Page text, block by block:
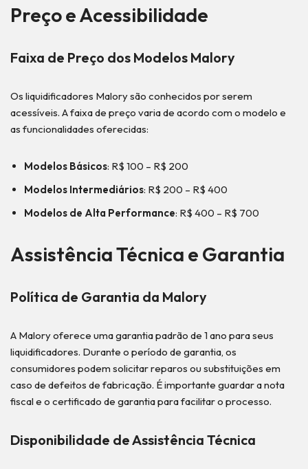
Preço e Acessibilidade
Faixa de Preço dos Modelos Malory
Os liquidificadores Malory são conhecidos por serem
acessíveis. A faixa de preço varia de acordo com o modelo e
as funcionalidades oferecidas:
Modelos Básicos: R$ 100 – R$ 200
Modelos Intermediários: R$ 200 – R$ 400
Modelos de Alta Performance: R$ 400 – R$ 700
Assistência Técnica e Garantia
Política de Garantia da Malory
A Malory oferece uma garantia padrão de 1 ano para seus
liquidificadores. Durante o período de garantia, os
consumidores podem solicitar reparos ou substituições em
caso de defeitos de fabricação. É importante guardar a nota
fiscal e o certificado de garantia para facilitar o processo.
Disponibilidade de Assistência Técnica